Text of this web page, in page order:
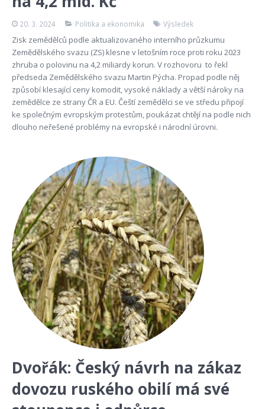
20. 3. 2024 Politika a ekonomika Výsledek
Zisk zemědělců podle aktualizovaného interního průzkumu
Zemědělského svazu (ZS) klesne v letošním roce proti roku 2023
zhruba o polovinu na 4,2 miliardy korun. V rozhovoru to řekl
předseda Zemědělského svazu Martin Pýcha. Propad podle něj
způsobí klesající ceny komodit, vysoké náklady a větší nároky na
zemědělce ze strany ČR a EU. Čeští zemědělci se ve středu připojí
ke společným evropským protestům, poukázat chtějí na podle nich
dlouho neřešené problémy na evropské i národní úrovni.
Dvořák: Český návrh na zákaz
dovozu ruského obilí má své